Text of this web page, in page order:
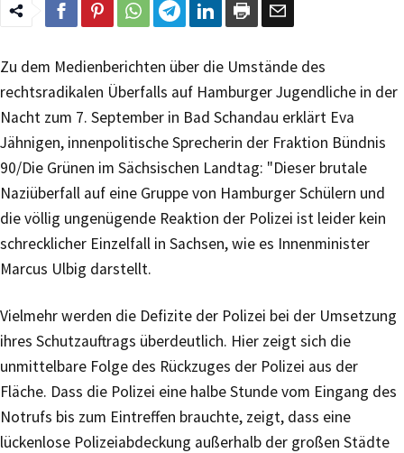
Zu dem Medienberichten über die Umstände des
rechtsradikalen Überfalls auf Hamburger Jugendliche in der
Nacht zum 7. September in Bad Schandau erklärt Eva
Jähnigen, innenpolitische Sprecherin der Fraktion Bündnis
90/Die Grünen im Sächsischen Landtag: "Dieser brutale
Naziüberfall auf eine Gruppe von Hamburger Schülern und
die völlig ungenügende Reaktion der Polizei ist leider kein
schrecklicher Einzelfall in Sachsen, wie es Innenminister
Marcus Ulbig darstellt.
Vielmehr werden die Defizite der Polizei bei der Umsetzung
ihres Schutzauftrags überdeutlich. Hier zeigt sich die
unmittelbare Folge des Rückzuges der Polizei aus der
Fläche. Dass die Polizei eine halbe Stunde vom Eingang des
Notrufs bis zum Eintreffen brauchte, zeigt, dass eine
lückenlose Polizeiabdeckung außerhalb der großen Städte